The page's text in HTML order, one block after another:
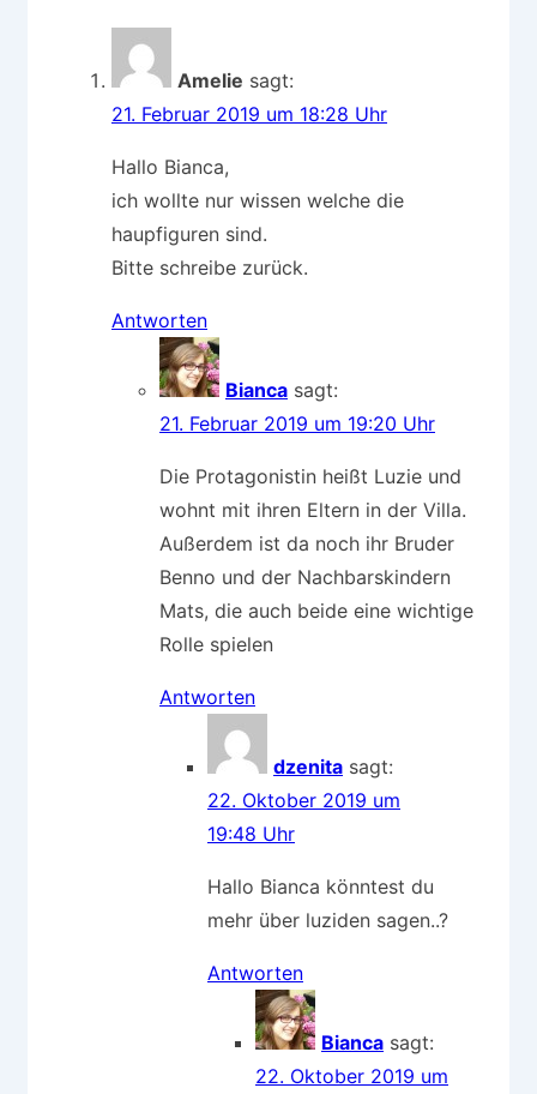
Amelie sagt:
21. Februar 2019 um 18:28 Uhr
Hallo Bianca,
ich wollte nur wissen welche die
haupfiguren sind.
Bitte schreibe zurück.
Antworten
Bianca sagt:
21. Februar 2019 um 19:20 Uhr
Die Protagonistin heißt Luzie und
wohnt mit ihren Eltern in der Villa.
Außerdem ist da noch ihr Bruder
Benno und der Nachbarskindern
Mats, die auch beide eine wichtige
Rolle spielen
Antworten
dzenita sagt:
22. Oktober 2019 um
19:48 Uhr
Hallo Bianca könntest du
mehr über luziden sagen..?
Antworten
Bianca sagt:
22. Oktober 2019 um